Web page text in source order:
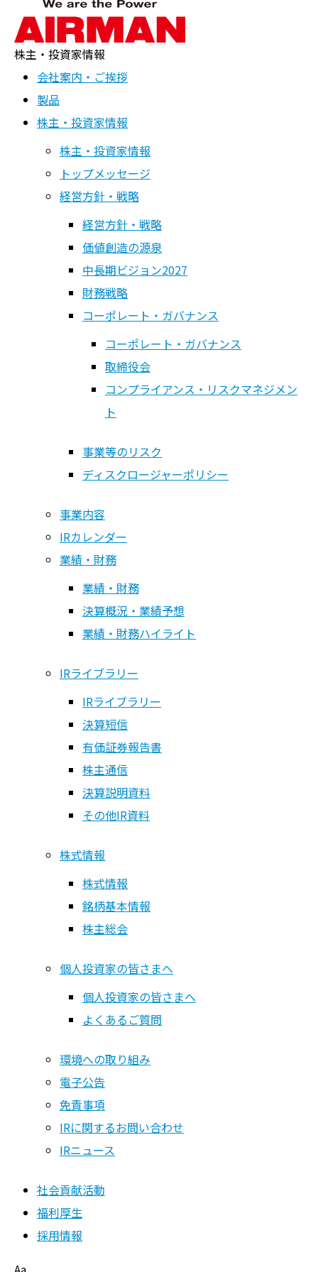
株主・投資家情報
会社案内・ご挨拶
製品
株主・投資家情報
株主・投資家情報
トップメッセージ
経営方針・戦略
経営方針・戦略
価値創造の源泉
中長期ビジョン2027
財務戦略
コーポレート・ガバナンス
コーポレート・ガバナンス
取締役会
コンプライアンス・リスクマネジメン
ト
事業等のリスク
ディスクロージャーポリシー
事業内容
IRカレンダー
業績・財務
業績・財務
決算概況・業績予想
業績・財務ハイライト
IRライブラリー
IRライブラリー
決算短信
有価証券報告書
株主通信
決算説明資料
その他IR資料
株式情報
株式情報
銘柄基本情報
株主総会
個人投資家の皆さまへ
個人投資家の皆さまへ
よくあるご質問
環境への取り組み
電子公告
免責事項
IRに関するお問い合わせ
IRニュース
社会貢献活動
福利厚生
採用情報
IRニュース
ホーム>株主・投資家情報
株主・投資家情報
トップメッセージ
経営方針・戦略
経営方針・戦略
価値創造の源泉
中長期ビジョン2027
財務戦略
コーポレート・ガバナンス
コーポレート・ガバナンス
取締役会
コンプライアンス・リスクマネジメン
事業等のリスク
ディスクロージャーポリシー
事業内容
業績・財務
業績・財務
業績・財務ハイライト
IRライブラリー
IRライブラリー
決算短信
有価証券報告書
株主通信
株式情報
株式情報
銘柄基本情報
個人投資家の皆さまへ
個人投資家の皆さまへ
よくあるご質問
環境への取り組み
電子公告
IRに関するお問い合わせ
IRニュース